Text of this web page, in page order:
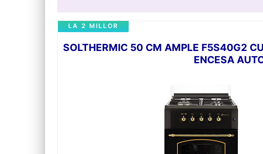
SOLTHERMIC 50 CM AMPLE F5S40G2
ENCESA
LA 2 MILLOR